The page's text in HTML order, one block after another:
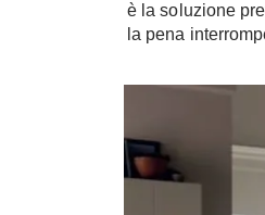
è la soluzione
la pena